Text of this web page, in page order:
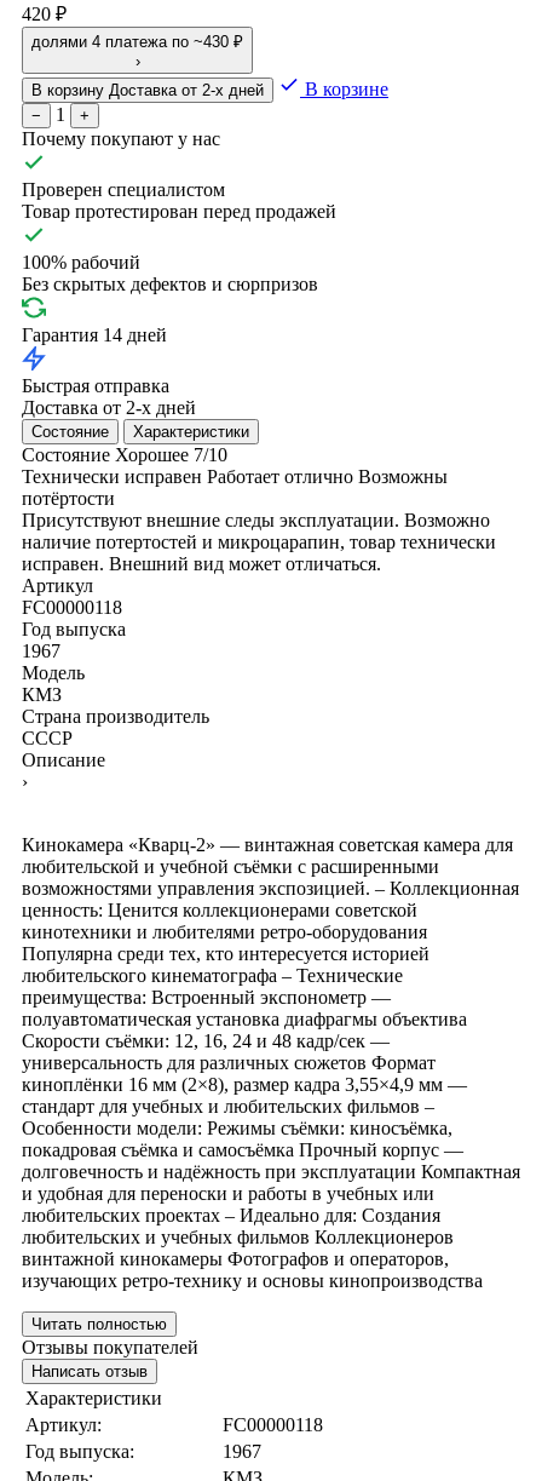
420 ₽
долями 4 платежа по ~430 ₽
›
В корзину Доставка от 2-х дней В корзине
− 1 +
Почему покупают у нас
Проверен специалистом
Товар протестирован перед продажей
100% рабочий
Без скрытых дефектов и сюрпризов
Гарантия 14 дней
Быстрая отправка
Доставка от 2-х дней
Состояние Характеристики
Состояние Хорошее 7/10
Технически исправен Работает отлично Возможны
потёртости
Присутствуют внешние следы эксплуатации. Возможно
наличие потертостей и микроцарапин, товар технически
исправен. Внешний вид может отличаться.
Артикул
FC00000118
Год выпуска
1967
Модель
КМЗ
Страна производитель
СССР
Описание
›
Кинокамера «Кварц-2» — винтажная советская камера для
любительской и учебной съёмки с расширенными
возможностями управления экспозицией. – Коллекционная
ценность: Ценится коллекционерами советской
кинотехники и любителями ретро-оборудования
Популярна среди тех, кто интересуется историей
любительского кинематографа – Технические
преимущества: Встроенный экспонометр —
полуавтоматическая установка диафрагмы объектива
Скорости съёмки: 12, 16, 24 и 48 кадр/сек —
универсальность для различных сюжетов Формат
киноплёнки 16 мм (2×8), размер кадра 3,55×4,9 мм —
стандарт для учебных и любительских фильмов –
Особенности модели: Режимы съёмки: киносъёмка,
покадровая съёмка и самосъёмка Прочный корпус —
долговечность и надёжность при эксплуатации Компактная
и удобная для переноски и работы в учебных или
любительских проектах – Идеально для: Создания
любительских и учебных фильмов Коллекционеров
винтажной кинокамеры Фотографов и операторов,
изучающих ретро-технику и основы кинопроизводства
Читать полностью
Отзывы покупателей
Написать отзыв
Характеристики
Артикул:
FC00000118
Год выпуска:
1967